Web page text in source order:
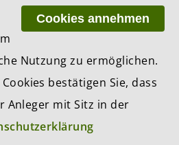
Cookies annehmen
Nutzung zu ermöglichen.
bestätigen Sie, dass
Anleger mit Sitz in der